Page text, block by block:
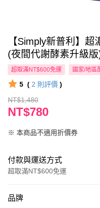
【Simply新普利】
(夜間代謝酵素升級版
超取滿NT$600免運 國家/地區
5 ( 2 則評價 )
NT$1,480
NT$780
※ 本商品不適用折價券
付款與運送方式
超取滿NT$600免運
信用卡一次付款
品牌